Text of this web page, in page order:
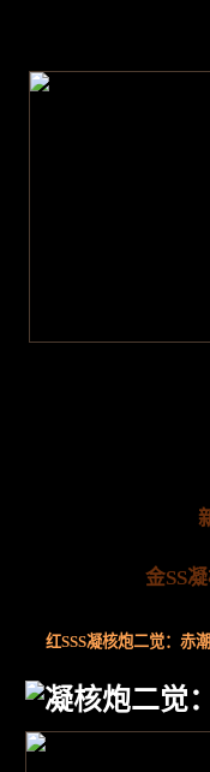
金SS
红SSS凝核炮二觉：赤
凝核炮二觉